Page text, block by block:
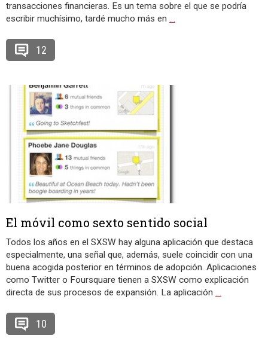
transacciones financieras. Es un tema sobre el que se podría
escribir muchísimo, tardé mucho más en …
12
El móvil como sexto sentido social
Todos los años en el SXSW hay alguna aplicación que destaca
especialmente, una señal que, además, suele coincidir con una
buena acogida posterior en términos de adopción. Aplicaciones
como Twitter o Foursquare tienen a SXSW como explicación
directa de sus procesos de expansión. La aplicación …
10